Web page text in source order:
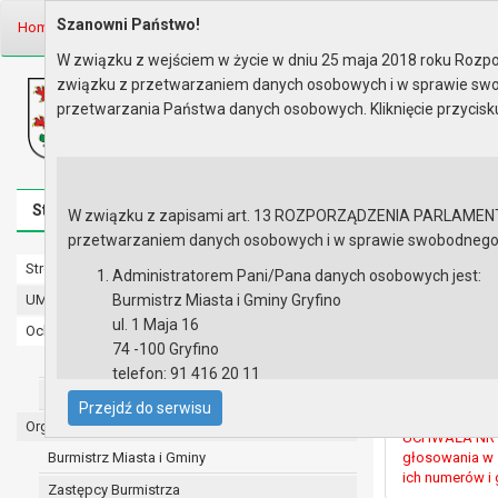
Home Prawo lokalne Uchwały
Biuletyn Informacji Publicznej
Urząd Miasta i Gminy w Gryfinie
Strona główna Mapa serwisu Aktualności
Strona główna
UMiG - telefony wewnętrzne
Ochrona danych osobowych
Urząd Miasta i Gminy w Gryfinie
Straż Miejska
Organy
Burmistrz Miasta i Gminy
Zastępcy Burmistrza
Sesja nr
UCHWAŁA
głosowania
ich numerów
Szanowni Państwo!
W związku z wejściem w życie w dniu 25 maja 2018 roku
związku z przetwarzaniem danych osobowych i w sprawie
przetwarzania Państwa danych osobowych. Kliknięcie
W związku z zapisami art. 13 ROZPORZĄDZENIA
przetwarzaniem danych osobowych i w sprawie
Administratorem Pani/Pana danych osobowych jest:
Burmistrz Miasta i Gminy Gryfino
ul. 1 Maja 16
74 -100 Gryfino
telefon: 91 416 20 11
e-mail:
burmistrz@gryfino.pl
Dane kontaktowe Inspektora Ochrony Danych:
e-mail:iod@gryfino.pl
Przejdź do serwisu